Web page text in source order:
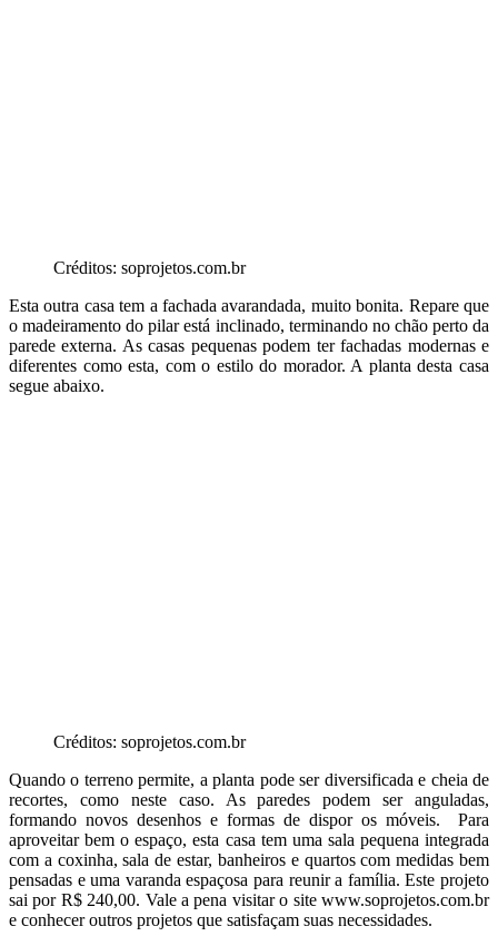
Créditos: soprojetos.com.br
Esta outra casa tem a fachada avarandada, muito bonita. Repare que
o madeiramento do pilar está inclinado, terminando no chão perto da
parede externa. As casas pequenas podem ter fachadas modernas e
diferentes como esta, com o estilo do morador. A planta desta casa
segue abaixo.
Créditos: soprojetos.com.br
Quando o terreno permite, a planta pode ser diversificada e cheia de
recortes, como neste caso. As paredes podem ser anguladas,
formando novos desenhos e formas de dispor os móveis. Para
aproveitar bem o espaço, esta casa tem uma sala pequena integrada
com a coxinha, sala de estar, banheiros e quartos com medidas bem
pensadas e uma varanda espaçosa para reunir a família. Este projeto
sai por R$ 240,00. Vale a pena visitar o site www.soprojetos.com.br
e conhecer outros projetos que satisfaçam suas necessidades.